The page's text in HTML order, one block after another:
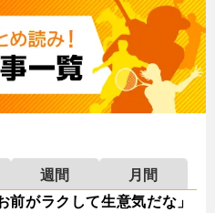
週間
月間
前がラクして生意気だな」